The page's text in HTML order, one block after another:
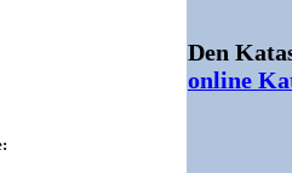
Den
online